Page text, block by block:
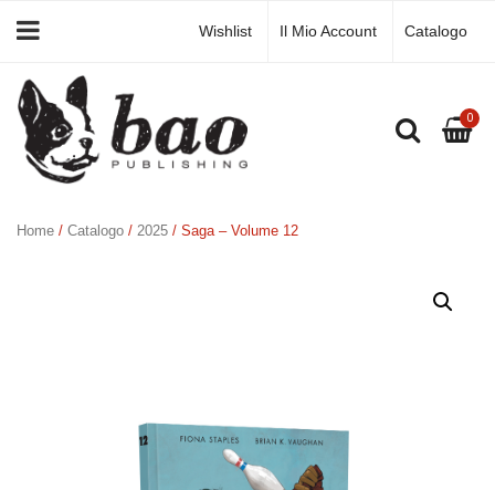
Wishlist Il Mio Account Catalogo
0
Home / Catalogo / 2025 / Saga – Volume 12